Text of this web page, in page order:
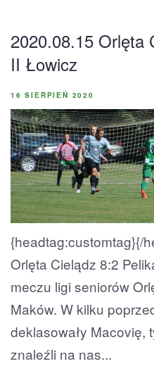
2020.08.15 Orlęta
II Łowicz
16 SIERPIEŃ 2020
{headtag:customtag}{/
Orlęta Cielądz 8:2
meczu ligi seniorów
Maków. W kilku
deklasowały Macovię,
znaleźli na nas...